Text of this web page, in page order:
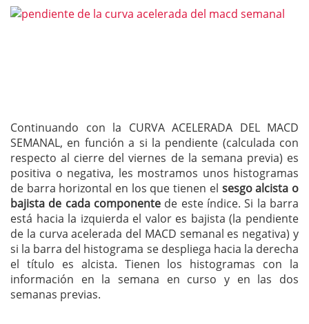
Continuando con la CURVA ACELERADA DEL MACD
SEMANAL, en función a si la pendiente (calculada con
respecto al cierre del viernes de la semana previa) es
positiva o negativa, les mostramos unos histogramas
de barra horizontal en los que tienen el sesgo alcista o
bajista de cada componente de este índice. Si la barra
está hacia la izquierda el valor es bajista (la pendiente
de la curva acelerada del MACD semanal es negativa) y
si la barra del histograma se despliega hacia la derecha
el título es alcista. Tienen los histogramas con la
información en la semana en curso y en las dos
semanas previas.